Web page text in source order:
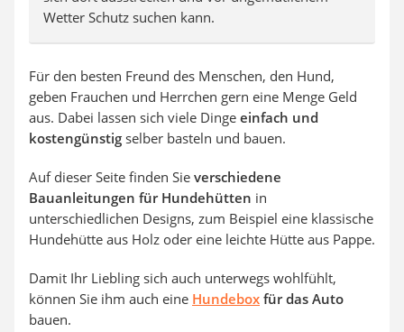
Wetter Schutz suchen kann.
Für den besten Freund des Menschen, den Hund,
geben Frauchen und Herrchen gern eine Menge Geld
aus. Dabei lassen sich viele Dinge einfach und
kostengünstig selber basteln und bauen.
Auf dieser Seite finden Sie verschiedene
Bauanleitungen für Hundehütten in
unterschiedlichen Designs, zum Beispiel eine klassische
Hundehütte aus Holz oder eine leichte Hütte aus Pappe.
Damit Ihr Liebling sich auch unterwegs wohlfühlt,
können Sie ihm auch eine Hundebox für das Auto
bauen.